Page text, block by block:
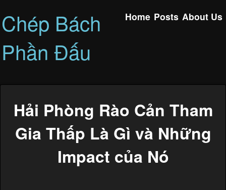
Chép Bách
Phần Đấu
Home Posts About Us
Hải Phòng Rào Cản Tham
Gia Thấp Là Gì và Những
Impact của Nó